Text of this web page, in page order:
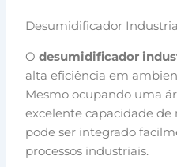
Desumidificador
Odesumidificador
alta eficiência em
Mesmo ocupando uma
excelente capacidade
pode ser integrado
processos industriais.